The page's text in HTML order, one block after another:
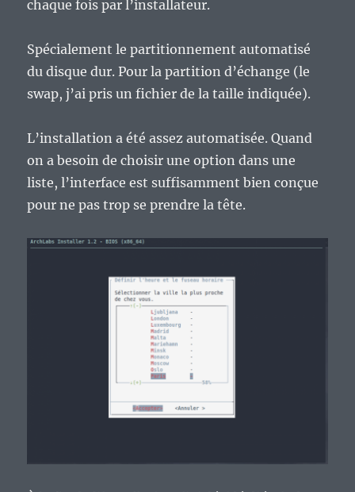
chaque fois par l’installateur.
Spécialement le partitionnement automatisé
du disque dur. Pour la partition d’échange (le
swap, j’ai pris un fichier de la taille indiquée).
L’installation a été assez automatisée. Quand
on a besoin de choisir une option dans une
liste, l’interface est suffisamment bien conçue
pour ne pas trop se prendre la tête.